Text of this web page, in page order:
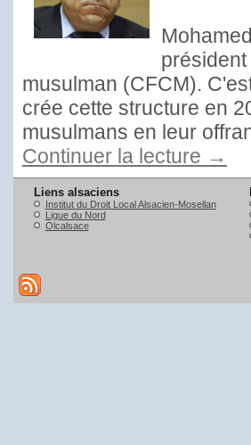
musulman (CFCM).
crée cette structure en
musulmans en leur
Continuer la lecture →
Liens alsaciens
Institut du Droit Local Alsacien-Mosellan
Ligue du Nord
Olcalsace